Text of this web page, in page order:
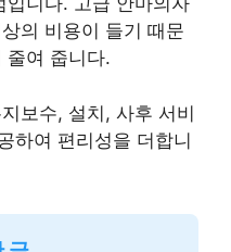
의 비용이 들기 때문
줄여 줍니다.
보수, 설치, 사후 서비
하여 편리성을 더합니